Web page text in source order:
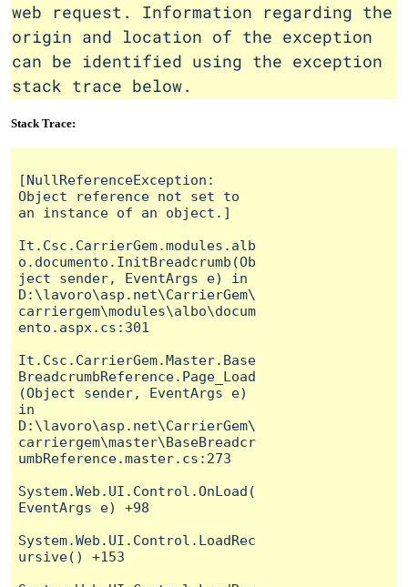
web request. Information regarding the
origin and location of the exception
can be identified using the exception
stack trace below.
Stack Trace:
[NullReferenceException:
Object reference not set to
an instance of an object.]
It.Csc.CarrierGem.modules.alb
o.documento.InitBreadcrumb(Ob
ject sender, EventArgs e) in
D:\lavoro\asp.net\CarrierGem\
carriergem\modules\albo\docum
ento.aspx.cs:301
It.Csc.CarrierGem.Master.Base
BreadcrumbReference.Page_Load
(Object sender, EventArgs e)
in
D:\lavoro\asp.net\CarrierGem\
carriergem\master\BaseBreadcr
umbReference.master.cs:273
System.Web.UI.Control.OnLoad(
EventArgs e) +98
System.Web.UI.Control.LoadRec
ursive() +153